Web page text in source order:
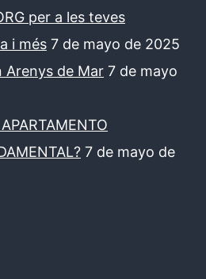
per a les teves
i més 7 de mayo de 2025
Arenys de Mar 7 de mayo
7 de mayo de